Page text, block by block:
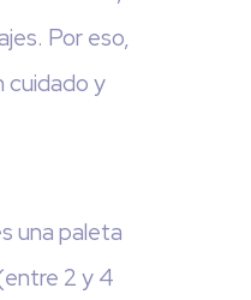
Por eso,
cuidado y
una paleta
2 y 4